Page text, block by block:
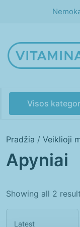
Visos
Akims
Pradžia / Veiklioji
Apyniai
Showing all 2